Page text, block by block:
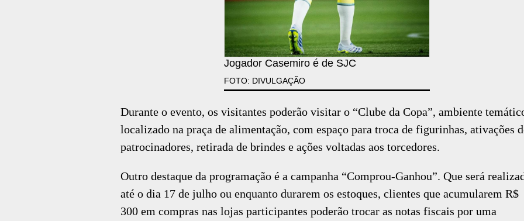
Jogador Casemiro é de SJC
FOTO: DIVULGAÇÃO
Durante o evento, os visitantes poderão visitar o “Clube da Copa”, ambiente
localizado na praça de alimentação, com espaço para troca de figurinhas, ativações
patrocinadores, retirada de brindes e ações voltadas aos torcedores.
Outro destaque da programação é a campanha “Comprou-Ganhou”. Que será
até o dia 17 de julho ou enquanto durarem os estoques, clientes que acumularem R$
300 em compras nas lojas participantes poderão trocar as notas fiscais por uma